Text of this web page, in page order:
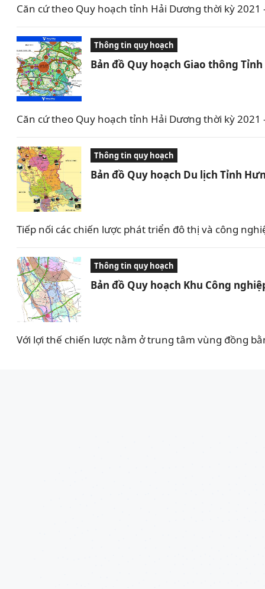
Căn cứ theo Quy hoạch tỉnh Hải Dương thời kỳ
Thông tin quy hoạch
Bản đồ Quy hoạch Giao thông
Căn cứ theo Quy hoạch tỉnh Hải Dương thời kỳ
Thông tin quy hoạch
Bản đồ Quy hoạch Du lịch Tỉnh
Tiếp nối các chiến lược phát triển đô thị và công
Thông tin quy hoạch
Bản đồ Quy hoạch Khu Công
Với lợi thế chiến lược nằm ở trung tâm vùng đồng